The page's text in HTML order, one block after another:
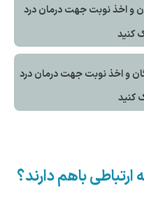
و اخذ نوبت جهت درمان درد
کنيد
و اخذ نوبت جهت درمان درد
کنيد
باهم دارند؟